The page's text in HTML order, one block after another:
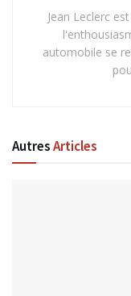
Jean Leclerc
automobile se
AutresArticles